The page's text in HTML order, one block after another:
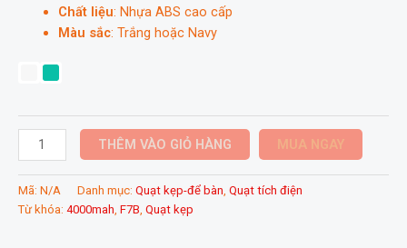
Chất liệu: Nhựa ABS cao cấp
Màu sắc: Trắng hoặc Navy
Quạt
kẹp
mini
đa
THÊM VÀO GIỎ HÀNG MUA NGAY
Mã: N/A Danh mục: Quạt kẹp-để bàn, Quạt tích điện
Từ khóa: 4000mah, F7B, Quạt kẹp